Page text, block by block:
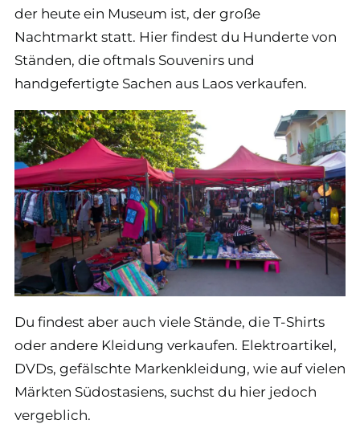
der heute ein Museum ist, der große
Nachtmarkt statt. Hier findest du Hunderte von
Ständen, die oftmals Souvenirs und
handgefertigte Sachen aus Laos verkaufen.
Du findest aber auch viele Stände, die T-Shirts
oder andere Kleidung verkaufen. Elektroartikel,
DVDs, gefälschte Markenkleidung, wie auf vielen
Märkten Südostasiens, suchst du hier jedoch
vergeblich.